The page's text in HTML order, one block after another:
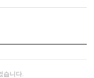
습니다.